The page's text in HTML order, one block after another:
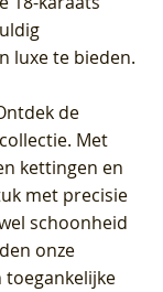
luxe te bieden.
de
Met
kettingen en
met precisie
schoonheid
onze
toegankelijke